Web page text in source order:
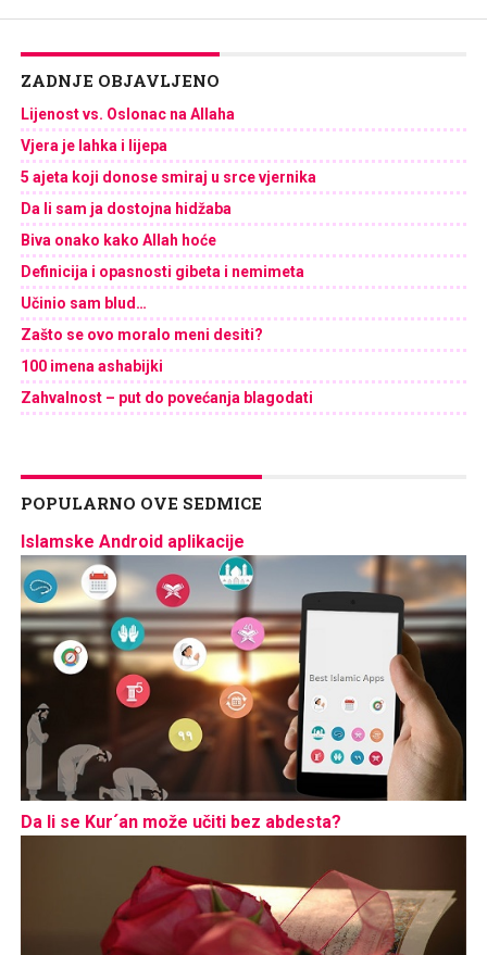
ZADNJE OBJAVLJENO
Lijenost vs. Oslonac na Allaha
Vjera je lahka i lijepa
5 ajeta koji donose smiraj u srce vjernika
Da li sam ja dostojna hidžaba
Biva onako kako Allah hoće
Definicija i opasnosti gibeta i nemimeta
Učinio sam blud…
Zašto se ovo moralo meni desiti?
100 imena ashabijki
Zahvalnost – put do povećanja blagodati
POPULARNO OVE SEDMICE
Islamske Android aplikacije
Da li se Kur´an može učiti bez abdesta?